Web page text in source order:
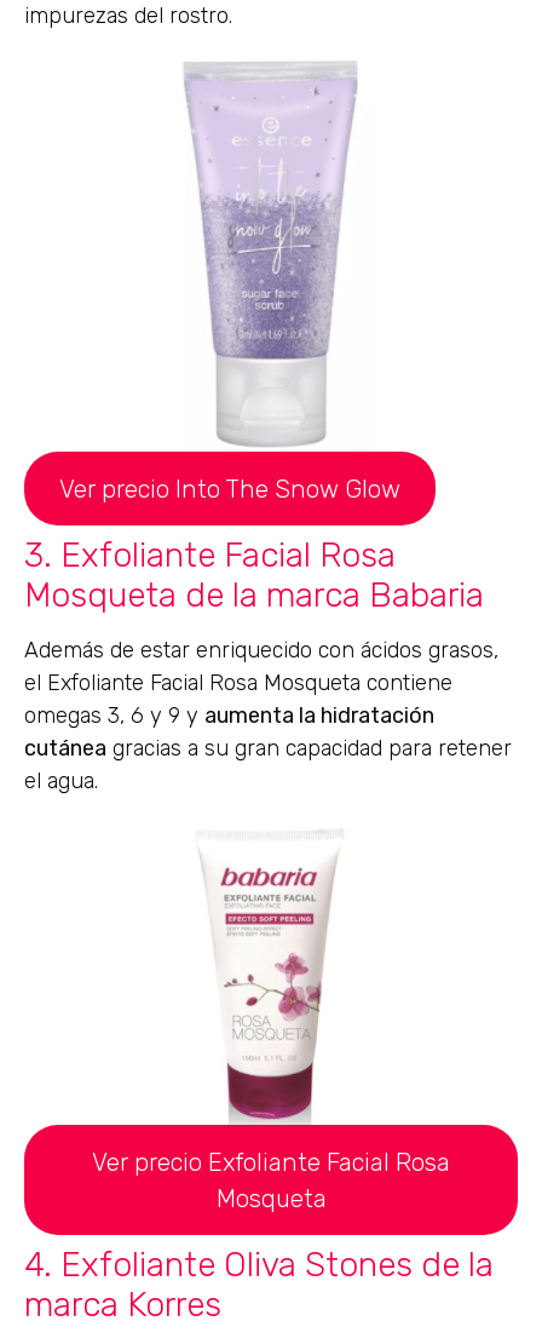
impurezas del rostro.
Ver precio Into The Snow Glow
3. Exfoliante Facial Rosa
Mosqueta de la marca Babaria
Además de estar enriquecido con ácidos grasos,
el Exfoliante Facial Rosa Mosqueta contiene
omegas 3, 6 y 9 y aumenta la hidratación
cutánea gracias a su gran capacidad para retener
el agua.
Ver precio Exfoliante Facial Rosa
Mosqueta
4. Exfoliante Oliva Stones de la
marca Korres